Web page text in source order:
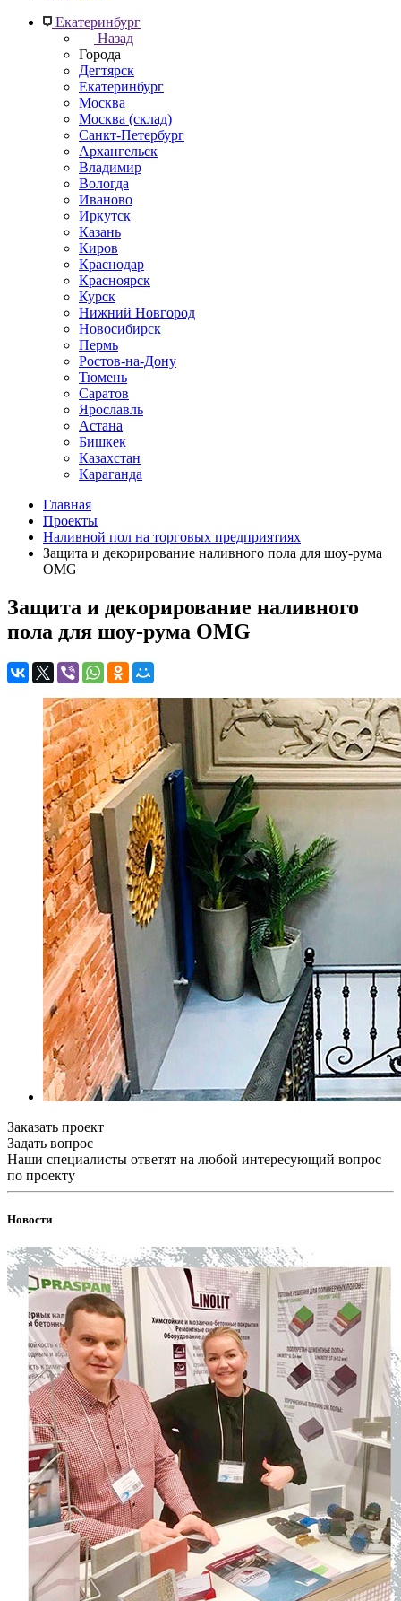
Екатеринбург
Назад
Города
Дегтярск
Екатеринбург
Москва
Москва (склад)
Санкт-Петербург
Архангельск
Владимир
Вологда
Иваново
Иркутск
Казань
Киров
Краснодар
Красноярск
Курск
Нижний Новгород
Новосибирск
Пермь
Ростов-на-Дону
Тюмень
Саратов
Ярославль
Астана
Бишкек
Казахстан
Караганда
Главная
Проекты
Наливной пол на торговых предприятиях
Защита и декорирование наливного пола для шоу-рума
OMG
Защита и декорирование наливного
пола для шоу-рума OMG
Заказать проект
Задать вопрос
Наши специалисты ответят на любой интересующий вопрос
по проекту
Новости